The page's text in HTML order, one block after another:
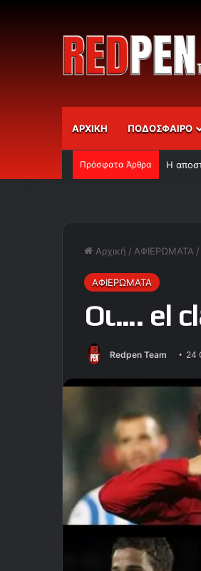
ΑΡΧΙΚΗ ΠΟΔΟΣΦΑΙΡΟ
Πρόσφατα Άρθρα Η
Αρχική / ΑΦΙΕΡΩΜΑΤΑ /
ΑΦΙΕΡΩΜΑΤΑ
Οι…. el
Redpen Team 24